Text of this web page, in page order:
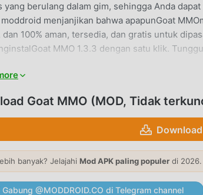
yang berulang dalam gim, sehingga Anda
menjanjikan bahwa apapunGoat
dan 100% aman, tersedia, dan gratis untuk
MMO 1.3.3 dengan satu klik.
UNIK
Sebagai game terkenal rpg ,gameplaynya
sehingga Anda dapat dengan mudah memulai
rpg game Goat MMO 1.3.3. Pada saat
pecinta game, memungkinkan Anda untuk
tunggu apa lagi, bergabunglah dengan
bahagia
Goat MMO (MOD, Tidak
banyak? Jelajahi Mod APK paling populer di 2026.
Gabung @MODDROID.CO di Telegram channel